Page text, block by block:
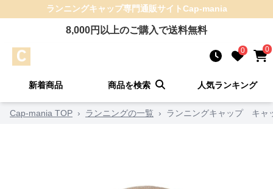
ランニングキャップ専門通販サイトCap-mania
8,000円以上のご購入で送料無料
0 0
新着商品 商品を検索 人気ランキング
Cap-mania TOP › ランニングの一覧 › ランニングキャップ キャ